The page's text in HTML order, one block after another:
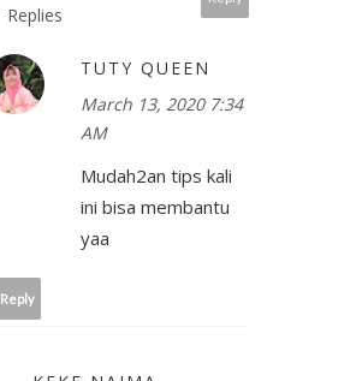
Replies
TUTY QUEEN
March 13, 2020 7:34
AM
Mudah2an tips kali
ini bisa membantu
yaa
Reply